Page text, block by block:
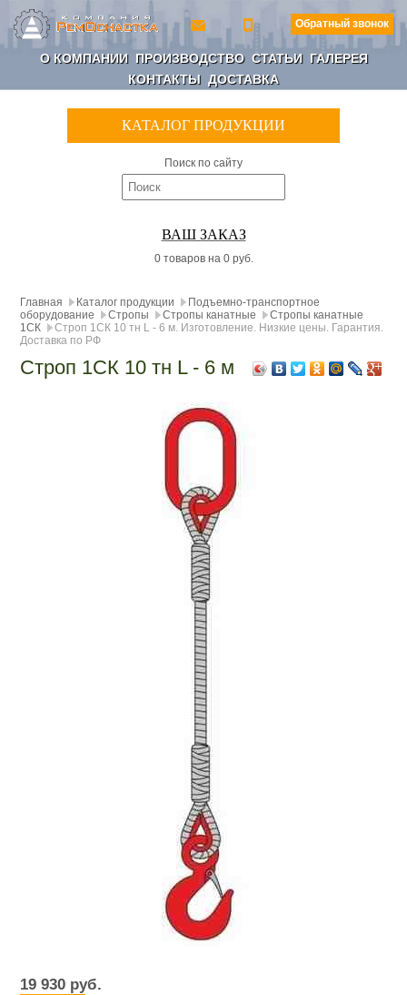
Обратный звонок
О КОМПАНИИ ПРОИЗВОДСТВО СТАТЬИ ГАЛЕРЕЯ
КОНТАКТЫ ДОСТАВКА
КАТАЛОГ ПРОДУКЦИИ
Поиск по сайту
ВАШ ЗАКАЗ
0 товаров на 0 руб.
Главная Каталог продукции
Подъемно-транспортное
оборудование
Стропы Стропы канатные
Стропы канатные
1СК
Строп 1СК 10 тн L - 6 м. Изготовление. Низкие цены. Гарантия.
Доставка по РФ
Строп 1СК 10 тн L - 6 м
19 930 руб.